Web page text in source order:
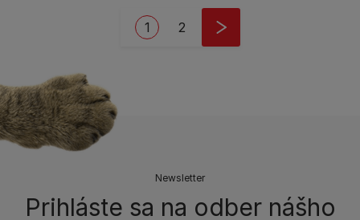
Aktuálna stránka
1 Stránka
2
Newsletter
Prihláste sa na odber nášho